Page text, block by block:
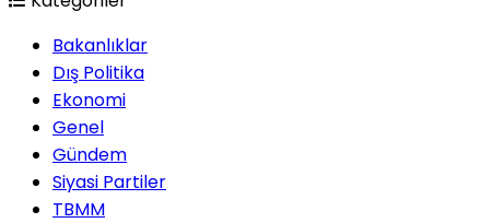
Bakanlıklar
Dış Politika
Ekonomi
Genel
Gündem
Siyasi Partiler
TBMM